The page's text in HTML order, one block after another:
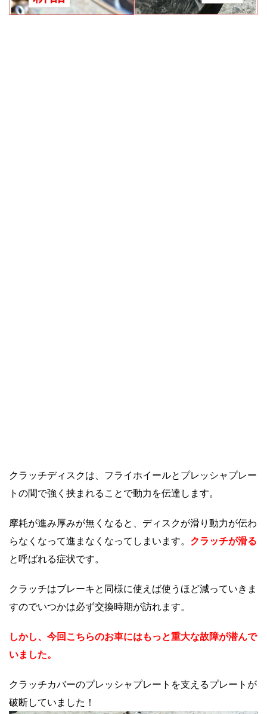
クラッチディスクは、フライホイールとプレッシャプレー
トの間で強く挟まれることで動力を伝達します。
摩耗が進み厚みが無くなると、ディスクが滑り動力が伝わ
らなくなって進まなくなってしまいます。 クラッチが滑る
と呼ばれる症状です。
クラッチはブレーキと同様に使えば使うほど減っていきま
すのでいつかは必ず交換時期が訪れます。
しかし、今回こちらのお車にはもっと重大な故障が潜んで
いました。
クラッチカバーのプレッシャプレートを支えるプレートが
破断していました！